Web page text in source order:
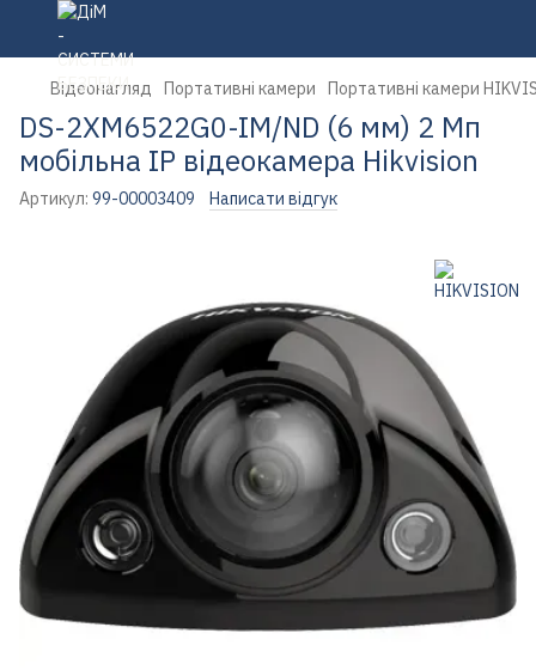
Відеонагляд Портативні камери Портативні камери
DS-2XM6522G0-IM/ND (6 мм) 2 Мп
мобільна IP відеокамера Hikvision
Артикул: 99-00003409 Написати відгук